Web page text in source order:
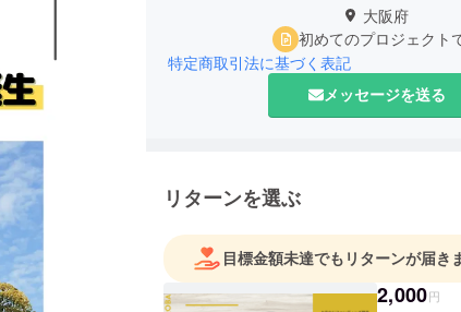
大阪府
初めてのプロジェクト
特定商取引法に基づく表記
メッセージを送る
リターンを選ぶ
目標金額未達でもリターンが届き
2,000円